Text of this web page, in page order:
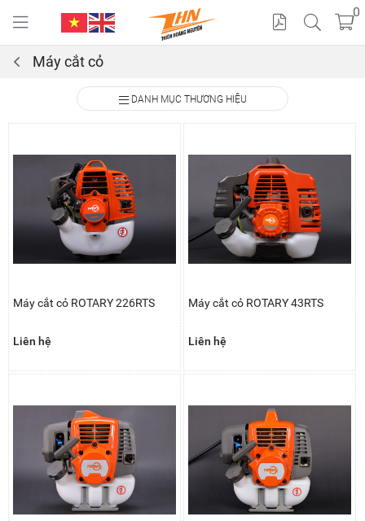
alo
0
Máy cắt cỏ
DANH MỤC THƯƠNG HIỆU
Máy cắt cỏ ROTARY 226RTS
Liên hệ
Máy cắt cỏ ROTARY 43RTS
Liên hệ